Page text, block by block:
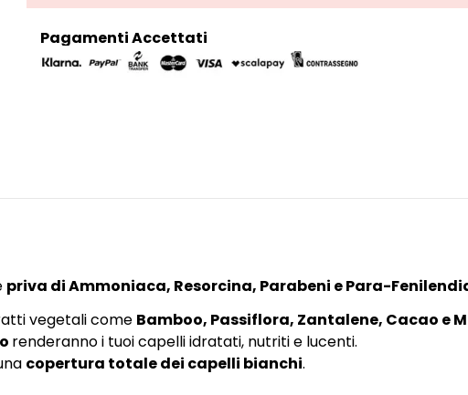
Pagamenti Accettati
priva di Ammoniaca, Resorcina, Parabeni e Para-
vegetali come Bamboo, Passiflora, Zantalene, Cacao e
renderanno i tuoi capelli idratati, nutriti e lucenti.
copertura totale dei capelli bianchi.